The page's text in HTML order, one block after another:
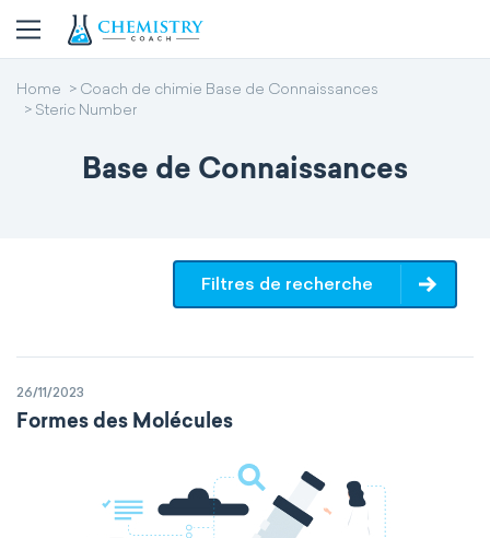
Home
Coach de chimie Base de Connaissances
Steric Number
Base de Connaissances
Filtres de recherche
26/11/2023
Formes des Molécules